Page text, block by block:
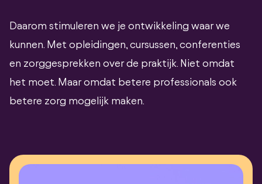
Daarom stimuleren we je ontwikkeling waar we
kunnen. Met opleidingen, cursussen, conferenties
en zorggesprekken over de praktijk. Niet omdat
het moet. Maar omdat betere professionals ook
betere zorg mogelijk maken.